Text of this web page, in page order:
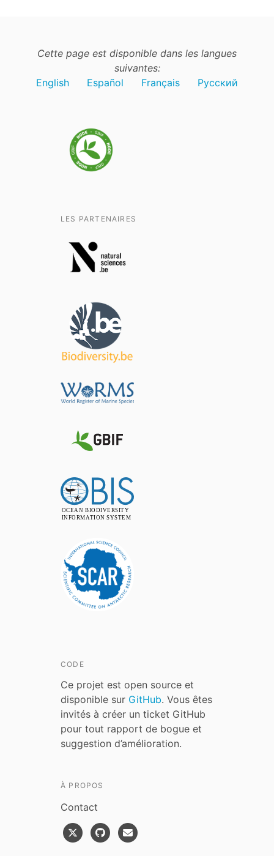
Cette page est disponible dans les langues
suivantes:
English
Español Français Русский
LES PARTENAIRES
CODE
Ce projet est open source et
disponible sur GitHub. Vous êtes
invités à créer un ticket GitHub
pour tout rapport de bogue et
suggestion d’amélioration.
À PROPOS
Contact